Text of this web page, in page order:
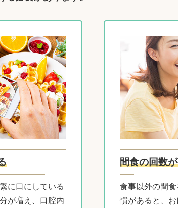
に口にしている
が増え、口腔内
間食の回数
食事以外の間
慣があると、